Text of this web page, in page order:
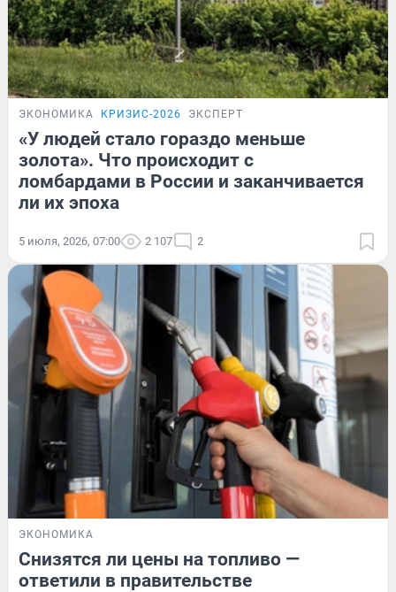
ЭКОНОМИКА КРИЗИС-2026 ЭКСПЕРТ
«У людей стало гораздо меньше
золота». Что происходит с
ломбардами в России и заканчивается
ли их эпоха
5 июля, 2026, 07:00 2 107 2
ЭКОНОМИКА
Снизятся ли цены на топливо —
ответили в правительстве